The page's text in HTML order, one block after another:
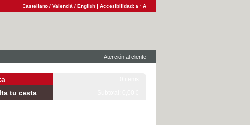
Castellano / Valencià / English | Accesibilidad: a · A
Atención al cliente
tu cesta